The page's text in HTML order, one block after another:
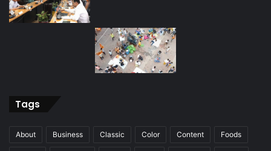
Tags
About Business Classic Color Content Foods